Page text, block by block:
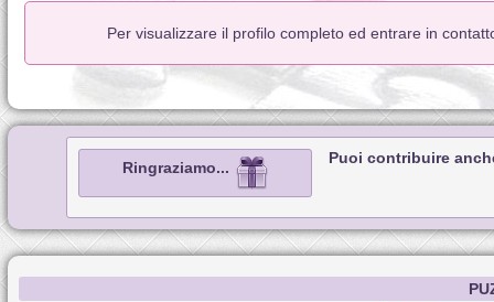
Per visualizzare il profilo completo ed entrare in
Ringraziamo...
Puoi contribuire